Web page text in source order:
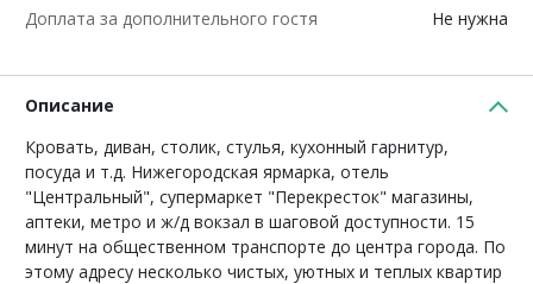
Доплата за дополнительного гостя
Не нужна
Описание
Кровать, диван, столик, стулья, кухонный гарнитур,
посуда и т.д. Нижегородская ярмарка, отель
"Центральный", супермаркет "Перекресток" магазины,
аптеки, метро и ж/д вокзал в шаговой доступности. 15
минут на общественном транспорте до центра города. По
этому адресу несколько чистых, уютных и теплых квартир